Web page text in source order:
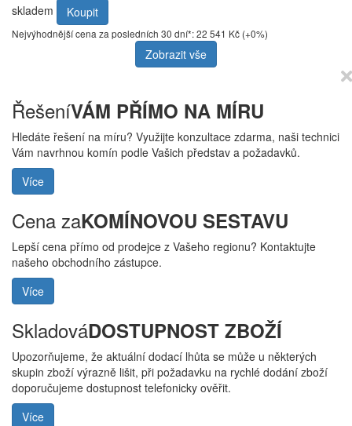
skladem
Koupit
Nejvýhodnější cena za posledních 30 dní*: 22 541 Kč (+0%)
Zobrazit vše
ŘešeníVÁM PŘÍMO NA MÍRU
Hledáte řešení na míru? Využijte konzultace zdarma, naši technici
Vám navrhnou komín podle Vašich představ a požadavků.
Více
Cena zaKOMÍNOVOU SESTAVU
Lepší cena přímo od prodejce z Vašeho regionu? Kontaktujte
našeho obchodního zástupce.
Více
SkladováDOSTUPNOST ZBOŽÍ
Upozorňujeme, že aktuální dodací lhůta se může u některých
skupin zboží výrazně lišit, při požadavku na rychlé dodání zboží
doporučujeme dostupnost telefonicky ověřit.
Více